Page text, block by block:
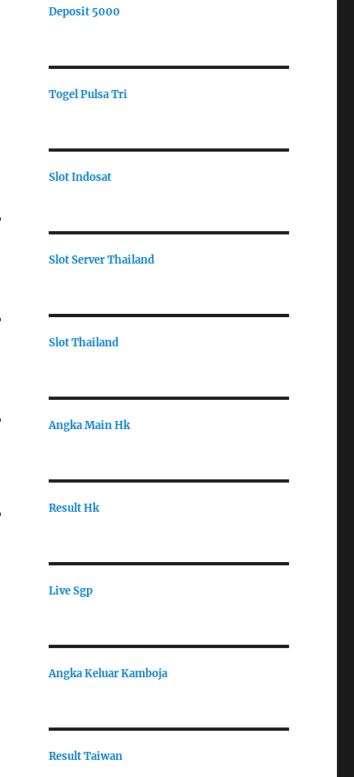
Deposit 5000
Togel Pulsa Tri
Slot Indosat
Slot Server Thailand
Slot Thailand
Angka Main Hk
Result Hk
Live Sgp
Angka Keluar Kamboja
Result Taiwan